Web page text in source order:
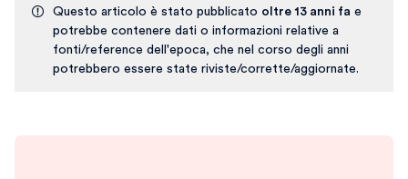
Questo articolo è stato pubblicato oltre 13 anni fa e
potrebbe contenere dati o informazioni relative a
fonti/reference dell'epoca, che nel corso degli anni
potrebbero essere state riviste/corrette/aggiornate.